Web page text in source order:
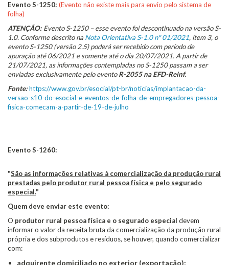
Evento S-1250: (Evento não existe mais para envio pelo sistema de
folha)
ATENÇÃO: Evento S-1250 – esse evento foi descontinuado na versão S-
1.0. Conforme descrito na Nota Orientativa S-1.0 nº 01/2021, item 3, o
evento S-1250 (versão 2.5) poderá ser recebido com período de
apuração até 06/2021 e somente até o dia 20/07/2021. A partir de
21/07/2021, as informações contempladas no S-1250 passam a ser
enviadas exclusivamente pelo eventoR-2055 na EFD-Reinf.
Fonte:https://www.gov.br/esocial/pt-br/noticias/implantacao-da-
versao-s10-do-esocial-e-eventos-de-folha-de-empregadores-pessoa-
fisica-comecam-a-partir-de-19-de-julho
Evento S-1260:
"São as informações relativas à comercialização da produção rural
prestadas pelo produtor rural pessoa física e pelo segurado
especial."
Quem deve enviar este evento:
O produtor rural pessoa física e o segurado especial devem
informar o valor da receita bruta da comercialização da produção rural
própria e dos subprodutos e resíduos, se houver, quando comercializar
com:
adquirente domiciliado no exterior (exportação);